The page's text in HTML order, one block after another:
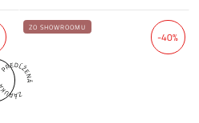
-40%
ZO SHOWROOMU